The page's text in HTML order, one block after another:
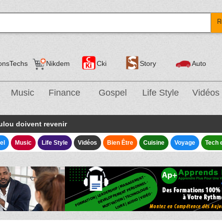
Nikdem Cki Story Auto
Music Finance Gospel Life Style Vidéos
doivent revenir
Music Life Style Vidéos Bien Être Cuisine Voyage Tech